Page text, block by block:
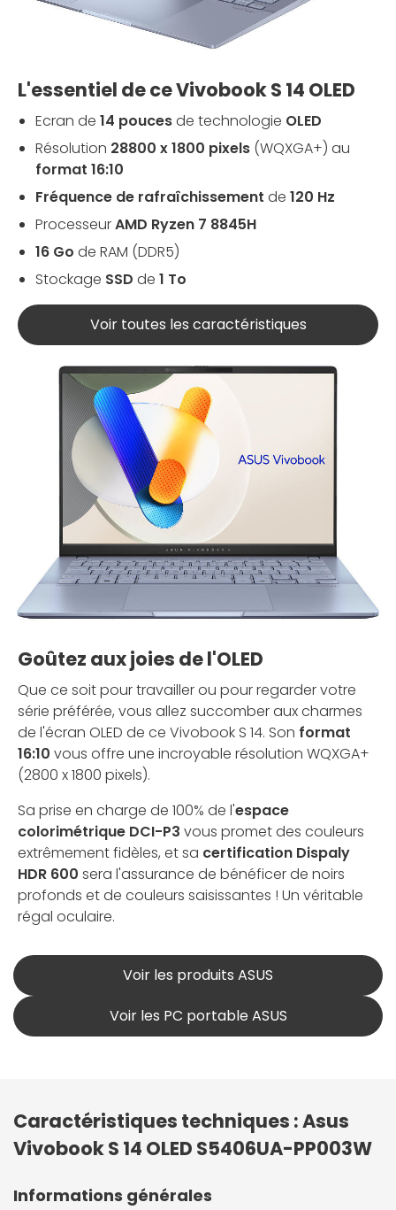
L'essentiel de ce Vivobook S 14 OLED
Ecran de 14 poucesde technologie OLED
Résolution 28800 x 1800 pixels (WQXGA+) au
format 16:10
Fréquence de rafraîchissement de 120 Hz
ProcesseurAMD Ryzen 7 8845H
16 Go de RAM (DDR5)
Stockage SSD de 1 To
Voir toutes les caractéristiques
Goûtez aux joies de l'OLED
Que ce soit pour travailler ou pour regarder votre
série préférée, vous allez succomber aux charmes
de l'écran OLED de ce Vivobook S 14. Son format
16:10 vous offre une incroyable résolution WQXGA+
(2800 x 1800 pixels).
Sa prise en charge de 100% de l'espace
colorimétrique DCI-P3 vous promet des couleurs
extrêmement fidèles, et sa certification Dispaly
HDR 600 sera l'assurance de bénéficer de noirs
profonds et de couleurs saisissantes ! Un véritable
régal oculaire.
Voir les produits ASUS
Voir les PC portable ASUS
Caractéristiques techniques : Asus
Vivobook S 14 OLED S5406UA-PP003W
Informations générales